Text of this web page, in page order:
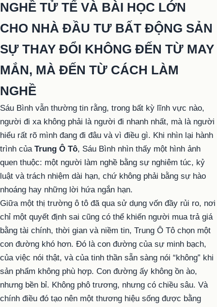
NGHỀ TỬ TẾ VÀ BÀI HỌC LỚN
CHO NHÀ ĐẦU TƯ BẤT ĐỘNG SẢN
SỰ THAY ĐỔI KHÔNG ĐẾN TỪ MAY
MẮN, MÀ ĐẾN TỪ CÁCH LÀM
NGHỀ
Sáu Bình vẫn thường tin rằng, trong bất kỳ lĩnh vực nào,
người đi xa không phải là người đi nhanh nhất, mà là người
hiểu rất rõ mình đang đi đâu và vì điều gì. Khi nhìn lại hành
trình của Trung Ô Tô, Sáu Bình nhìn thấy một hình ảnh
quen thuộc: một người làm nghề bằng sự nghiêm túc, kỷ
luật và trách nhiệm dài hạn, chứ không phải bằng sự hào
nhoáng hay những lời hứa ngắn hạn.
Giữa một thị trường ô tô đã qua sử dụng vốn đầy rủi ro, nơi
chỉ một quyết định sai cũng có thể khiến người mua trả giá
bằng tài chính, thời gian và niềm tin, Trung Ô Tô chọn một
con đường khó hơn. Đó là con đường của sự minh bạch,
của việc nói thật, và của tinh thần sẵn sàng nói “không” khi
sản phẩm không phù hợp. Con đường ấy không ồn ào,
nhưng bền bỉ. Không phô trương, nhưng có chiều sâu. Và
chính điều đó tạo nên một thương hiệu sống được bằng